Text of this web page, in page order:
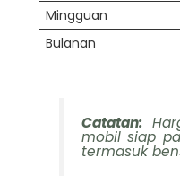
Mingguan
Bulanan
Catatan:
mobil siap
termasuk